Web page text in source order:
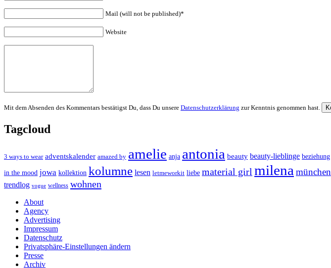
Mail (will not be published)*
Website
Mit dem Absenden des Kommentars bestätigst Du, dass Du unsere Datenschutzerklärung zur Kenntnis genommen hast.
Tagcloud
3 ways to wear adventskalender amazed by amelie anja antonia beauty beauty-lieblinge beziehung
in the mood jowa kollektion kolumne lesen letmeworkit liebe material girl milena münchen
trendlog vogue wellness wohnen
About
Agency
Advertising
Impressum
Datenschutz
Privatsphäre-Einstellungen ändern
Presse
Archiv